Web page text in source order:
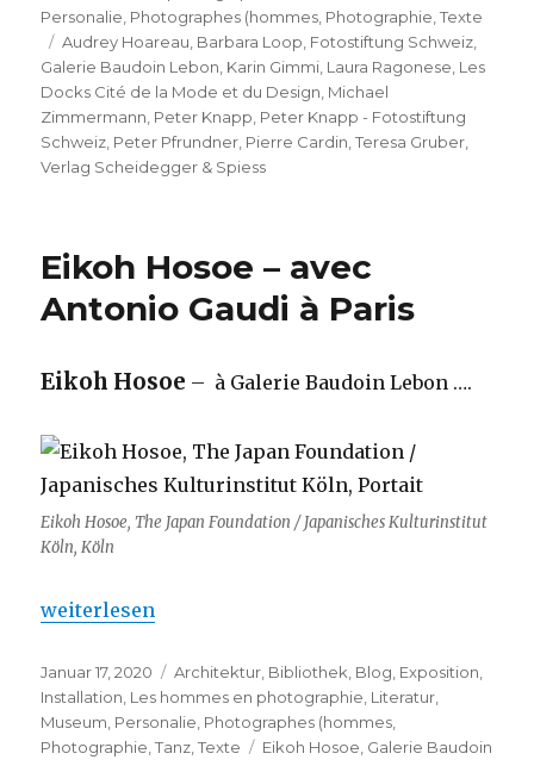
Personalie Photographes (hommes Photographie ,Texte
Schlagwörter
Audrey Hoareau Barbara Loop Fotostiftung Schweiz
Galerie Baudoin Lebon Karin Gimmi Laura Ragonese Les
Docks Cité de la Mode et du Design Michael
Zimmermann Peter Knapp Peter Knapp - Fotostiftung
Schweiz Peter Pfrundner Pierre Cardin ,Teresa Gruber
Verlag Scheidegger & Spiess
Eikoh Hosoe – avec
Antonio Gaudi à Paris
Eikoh Hosoe – à Galerie Baudoin Lebon ….
Eikoh Hosoe, The Japan Foundation / Japanisches Kulturinstitut
Köln, Köln
„Eikoh Hosoe – avec Antonio Gaudi à Paris“
weiterlesen
Veröffentlicht
am
Januar 17, 2020 Kategorien
Architektur Bibliothek Blog Exposition
Installation Les hommes en photographie Literatur
Museum Personalie Photographes (hommes
Photographie ,Tanz ,Texte Schlagwörter
Eikoh Hosoe Galerie Baudoin